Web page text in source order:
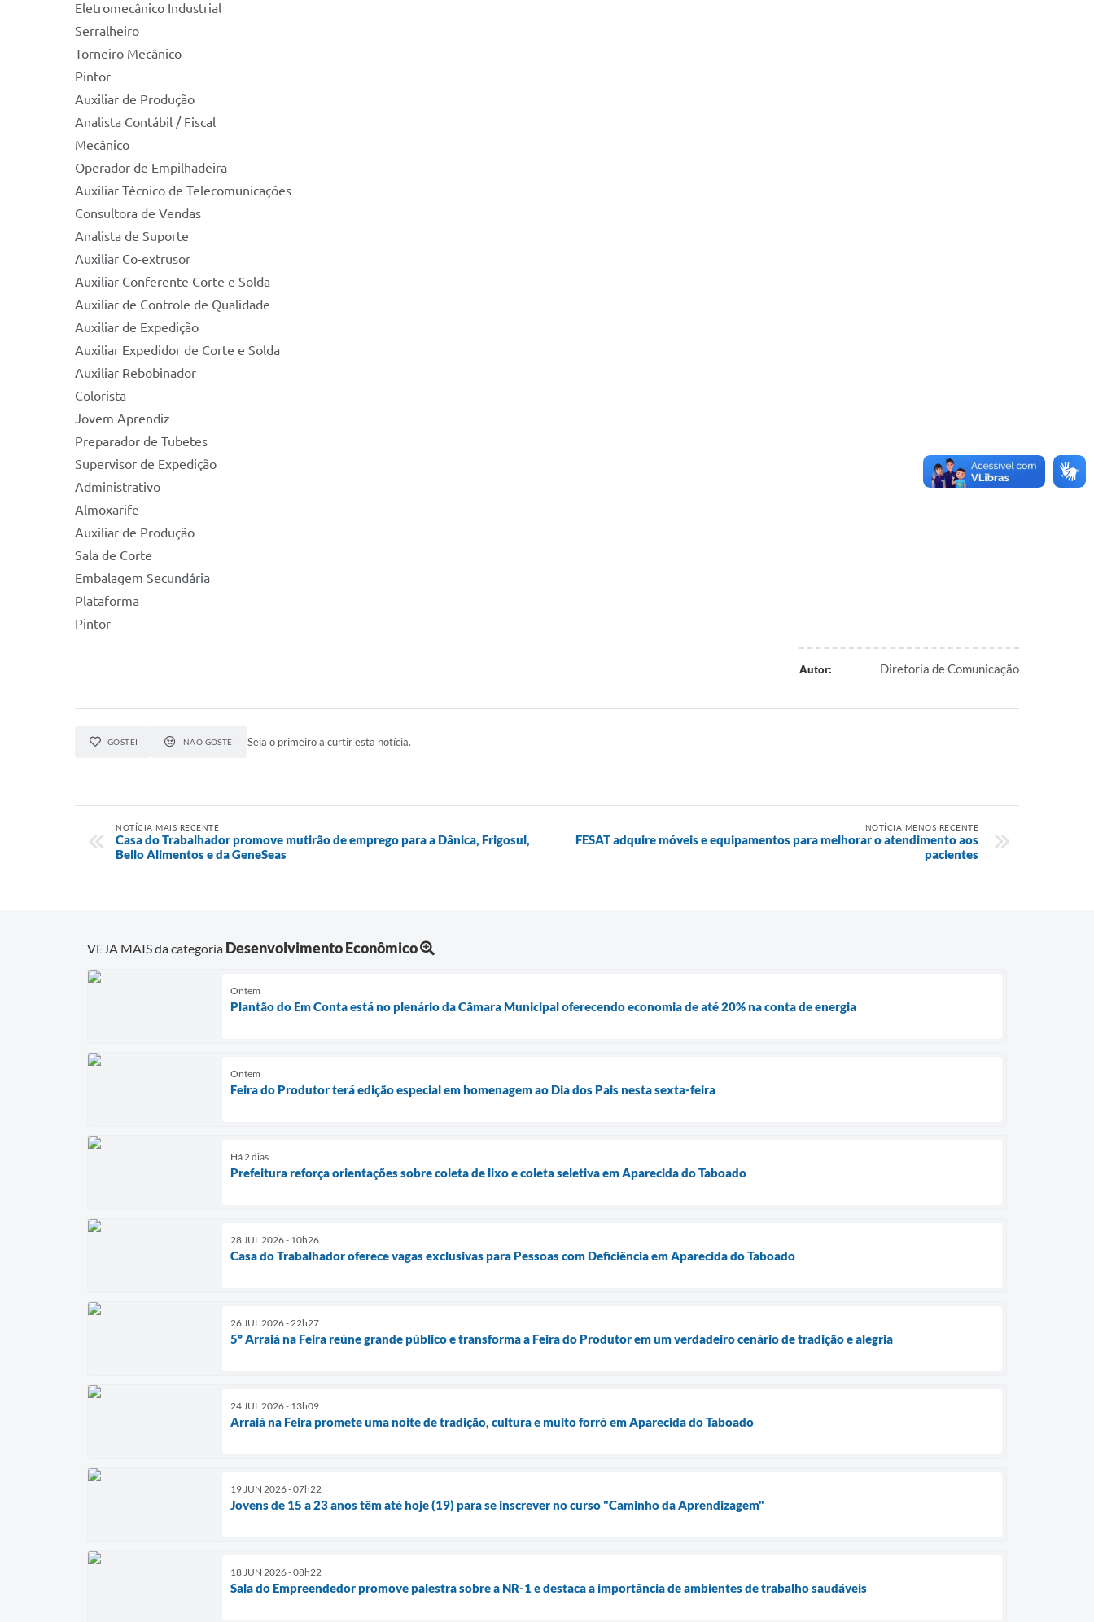
Eletromecânico Industrial
Serralheiro
Torneiro Mecânico
Pintor
Auxiliar de Produção
Analista Contábil / Fiscal
Mecânico
Operador de Empilhadeira
Auxiliar Técnico de Telecomunicações
Consultora de Vendas
Analista de Suporte
Auxiliar Co-extrusor
Auxiliar Conferente Corte e Solda
Auxiliar de Controle de Qualidade
Auxiliar de Expedição
Auxiliar Expedidor de Corte e Solda
Auxiliar Rebobinador
Colorista
Jovem Aprendiz
Preparador de Tubetes
Supervisor de Expedição
Administrativo
Almoxarife
Auxiliar de Produção
Sala de Corte
Embalagem Secundária
Plataforma
Pintor
Autor: Diretoria de Comunicação
GOSTEI NÃO GOSTEI Seja o primeiro a curtir esta notícia.
NOTÍCIA MAIS RECENTE
Casa do Trabalhador promove mutirão de emprego para a Dânica, Frigosul,
Bello Alimentos e da GeneSeas
NOTÍCIA MENOS RECENTE
FESAT adquire móveis e equipamentos para melhorar o atendimento aos
pacientes
VEJA MAIS da categoria Desenvolvimento Econômico
Ontem
Plantão do Em Conta está no plenário da Câmara Municipal oferecendo economia de até 20% na conta de energia
Ontem
Feira do Produtor terá edição especial em homenagem ao Dia dos Pais nesta sexta-feira
Há 2 dias
Prefeitura reforça orientações sobre coleta de lixo e coleta seletiva em Aparecida do Taboado
28 JUL 2026 - 10h26
Casa do Trabalhador oferece vagas exclusivas para Pessoas com Deficiência em Aparecida do Taboado
26 JUL 2026 - 22h27
5º Arraiá na Feira reúne grande público e transforma a Feira do Produtor em um verdadeiro cenário de tradição e alegria
24 JUL 2026 - 13h09
Arraiá na Feira promete uma noite de tradição, cultura e muito forró em Aparecida do Taboado
19 JUN 2026 - 07h22
Jovens de 15 a 23 anos têm até hoje (19) para se inscrever no curso "Caminho da Aprendizagem"
18 JUN 2026 - 08h22
Sala do Empreendedor promove palestra sobre a NR-1 e destaca a importância de ambientes de trabalho saudáveis